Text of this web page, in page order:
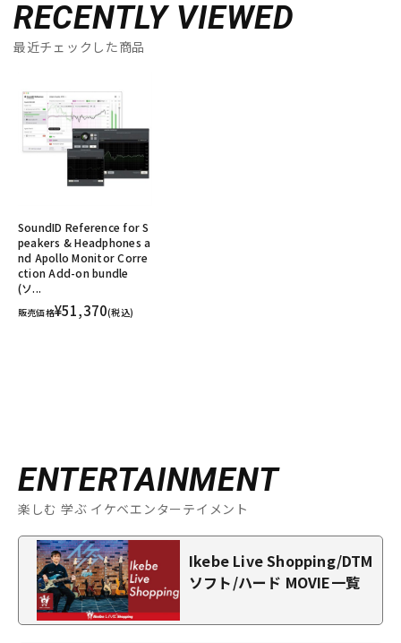
RECENTLY VIEWED
最近チェックした商品
SoundID Reference for S
peakers & Headphones a
nd Apollo Monitor Corre
ction Add-on bundle
(ソ...
販売価格¥51,370(税込)
ENTERTAINMENT
楽しむ 学ぶ イケベエンターテイメント
Ikebe Live Shopping/DTM
ソフト/ハード MOVIE一覧